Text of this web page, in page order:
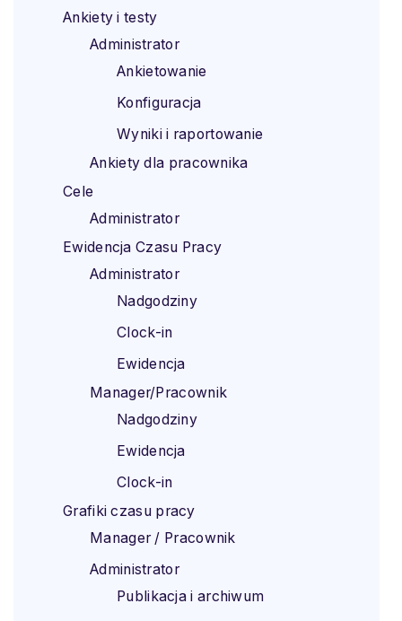
Ankiety i testy
Administrator
Ankietowanie
Konfiguracja
Wyniki i raportowanie
Ankiety dla pracownika
Cele
Administrator
Ewidencja Czasu Pracy
Administrator
Nadgodziny
Clock-in
Ewidencja
Manager/Pracownik
Nadgodziny
Ewidencja
Clock-in
Grafiki czasu pracy
Manager / Pracownik
Administrator
Publikacja i archiwum